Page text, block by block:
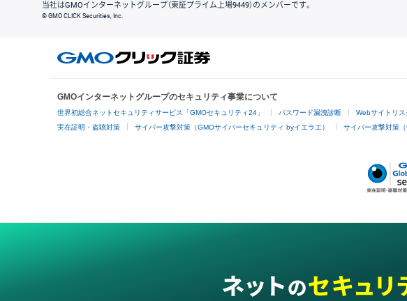
当社はGMOインターネットグループ（東証プライム上場9449）のメンバーです。
© GMO CLICK Securities, Inc.
GMOインターネットグループのセキュリティ事業について
世界初総合ネットセキュリティサービス「GMOセキュリティ24」 パスワード漏洩診断 Webサイトリス
実在証明・盗聴対策 サイバー攻撃対策（GMOサイバーセキュリティ byイエラエ） サイバー攻撃対策